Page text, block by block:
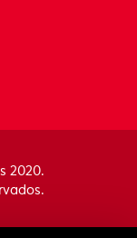
2020.